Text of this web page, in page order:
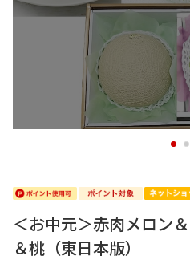
1 2
＜お中元＞赤肉メロン
＆桃（東日本版）